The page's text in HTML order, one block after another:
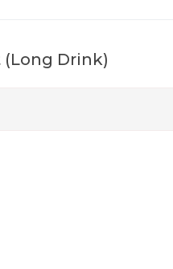
(Long Drink)